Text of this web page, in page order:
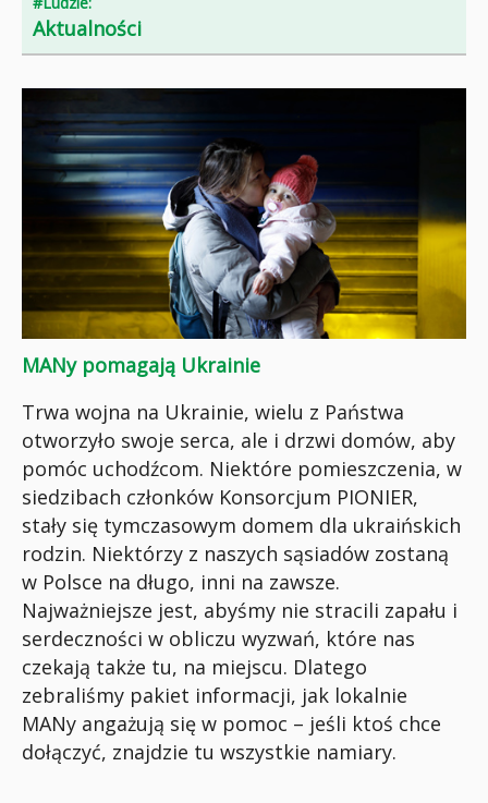
Aktualności
MANy pomagają Ukrainie
Trwa wojna na Ukrainie, wielu z Państwa
otworzyło swoje serca, ale i drzwi domów, aby
pomóc uchodźcom. Niektóre pomieszczenia, w
siedzibach członków Konsorcjum PIONIER,
stały się tymczasowym domem dla ukraińskich
rodzin. Niektórzy z naszych sąsiadów zostaną
w Polsce na długo, inni na zawsze.
Najważniejsze jest, abyśmy nie stracili zapału i
serdeczności w obliczu wyzwań, które nas
czekają także tu, na miejscu. Dlatego
zebraliśmy pakiet informacji, jak lokalnie
MANy angażują się w pomoc – jeśli ktoś chce
dołączyć, znajdzie tu wszystkie namiary.